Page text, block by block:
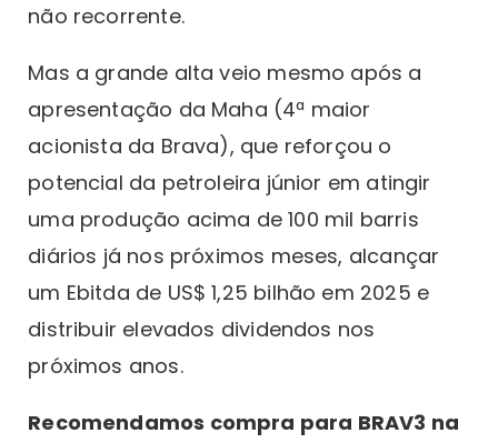
não recorrente.
Mas a grande alta veio mesmo após a
apresentação da Maha (4ª maior
acionista da Brava), que reforçou o
potencial da petroleira júnior em atingir
uma produção acima de 100 mil barris
diários já nos próximos meses, alcançar
um Ebitda de US$ 1,25 bilhão em 2025 e
distribuir elevados dividendos nos
próximos anos.
Recomendamos compra para BRAV3 na